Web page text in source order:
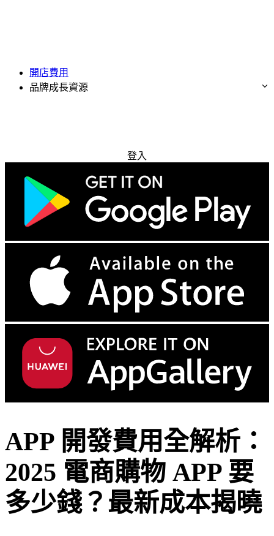
開店費用
品牌成長資源
登入
APP 開發費用全解析：
2025 電商購物 APP 要
多少錢？最新成本揭曉